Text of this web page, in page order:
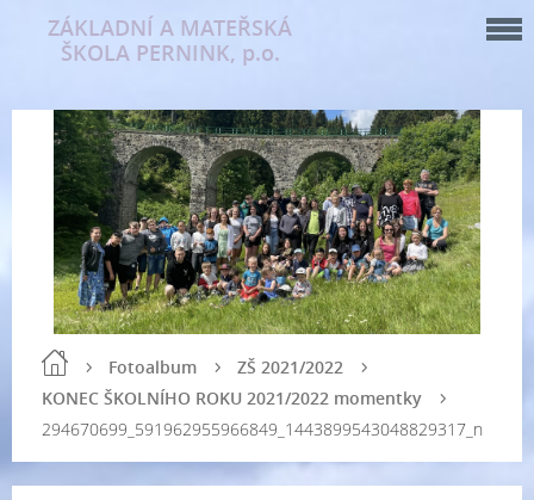
ZÁKLADNÍ A MATEŘSKÁ
ŠKOLA PERNINK, p.o.
Fotoalbum
ZŠ 2021/2022
KONEC ŠKOLNÍHO ROKU 2021/2022 momentky
294670699_591962955966849_1443899543048829317_n